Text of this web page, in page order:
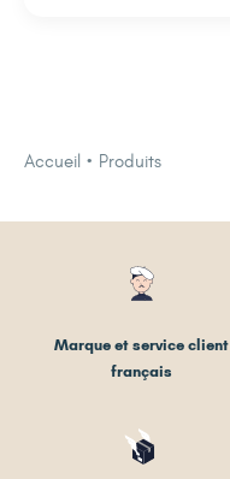
Accueil Produits
Marque et service client
français